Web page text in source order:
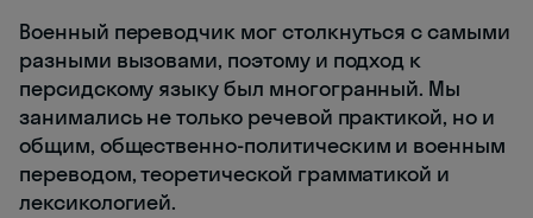
Военный переводчик мог столкнуться с самыми
разными вызовами, поэтому и подход к
персидскому языку был многогранный. Мы
занимались не только речевой практикой, но и
общим, общественно-политическим и военным
переводом, теоретической грамматикой и
лексикологией.